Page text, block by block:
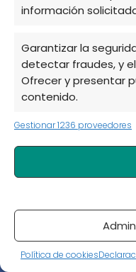
información
Garantizar la
detectar fraudes, y
Ofrecer y presentar
contenido.
Gestionar 1236 proveedores
Política de cookies
Puerros
Maestro